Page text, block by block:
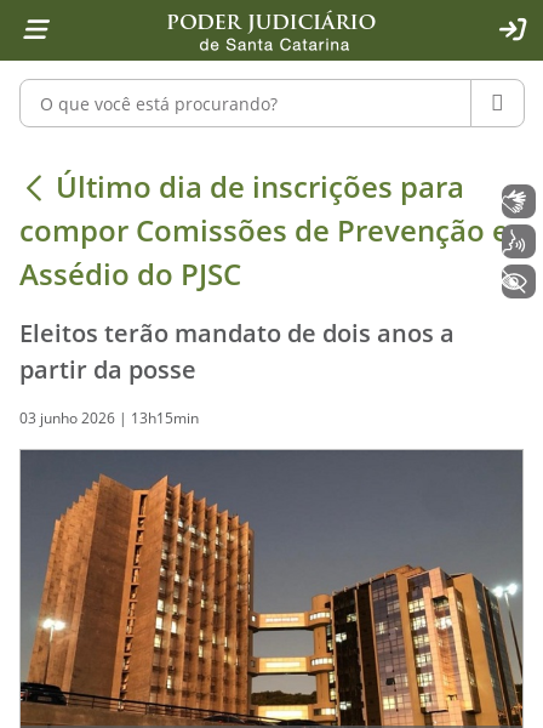
1 Ir para o conteúdo
2 Ir para a ferramenta de acessibilidade - Rybená
4 Ir para o menu principal
5 Ir para a pesquisa
6 Ir para o rodapé
7 Ir para a página inicial
Pesquisar no portal
Último dia de inscrições para
Último dia de inscrições para
compor Comissões de Prevenção e
Assédio do PJSC
Eleitos terão mandato de dois anos a
partir da posse
03 junho 2026 | 13h15min
Libras
Voz